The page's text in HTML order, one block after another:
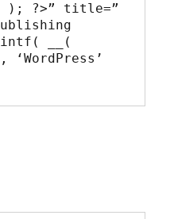
) ); ?>” title=”
__(
‘WordPress’